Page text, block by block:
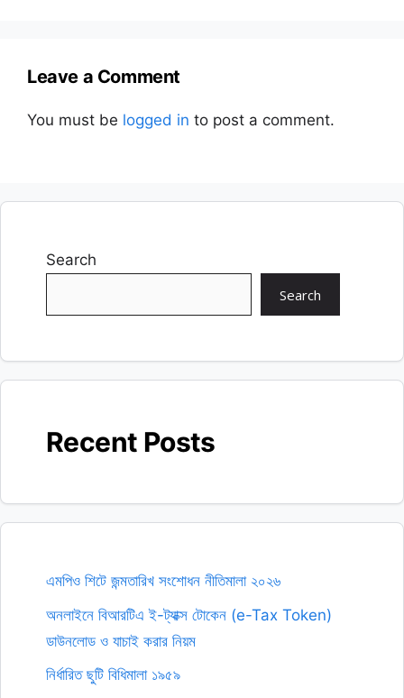
Leave a Comment
You must be logged in to post a comment.
Search
Search
Recent Posts
এমপিও শিটে জন্মতারিখ সংশোধন নীতিমালা ২০২৬
অনলাইনে বিআরটিএ ই-ট্যাক্স টোকেন (e-Tax Token)
ডাউনলোড ও যাচাই করার নিয়ম
নির্ধারিত ছুটি বিধিমালা ১৯৫৯